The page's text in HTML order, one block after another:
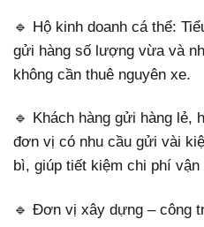
🔹 Hộ kinh doanh cá thể:
gửi hàng số lượng vừa và
không cần thuê nguyên xe.
🔹 Khách hàng gửi hàng lẻ,
đơn vị có nhu cầu gửi vài
bì, giúp tiết kiệm chi phí vận
🔹 Đơn vị xây dựng – công